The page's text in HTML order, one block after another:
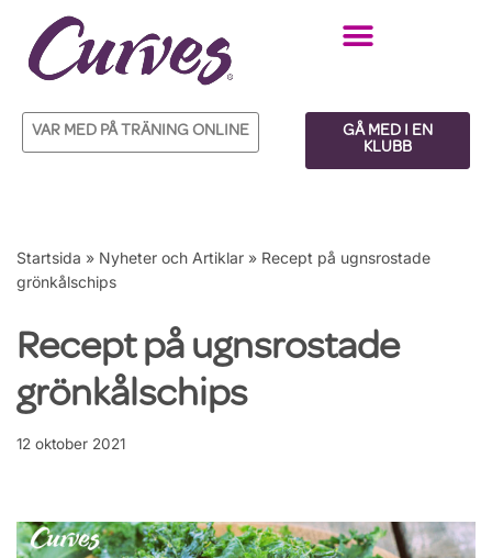
Hoppa
innehåll
VAR MED PÅ TRÄNING ONLINE
GÅ MED I EN
KLUBB
Startsida » Nyheter och Artiklar » Recept på ugnsrostade
grönkålschips
Recept på ugnsrostade
grönkålschips
12 oktober 2021